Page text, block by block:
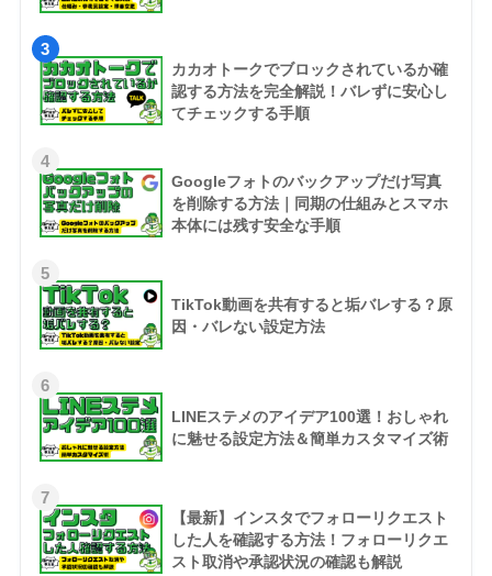
3
カカオトークでブロックされているか確
認する方法を完全解説！バレずに安心し
てチェックする手順
4
Googleフォトのバックアップだけ写真
を削除する方法｜同期の仕組みとスマホ
本体には残す安全な手順
5
TikTok動画を共有すると垢バレする？原
因・バレない設定方法
6
LINEステメのアイデア100選！おしゃれ
に魅せる設定方法＆簡単カスタマイズ術
7
【最新】インスタでフォローリクエスト
した人を確認する方法！フォローリクエ
スト取消や承認状況の確認も解説